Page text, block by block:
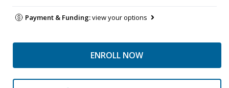
Payment & Funding:view your options
ENROLL NOW